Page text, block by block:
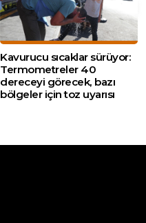
Kavurucu sıcaklar sürüyor:
Termometreler 40
dereceyi görecek, bazı
bölgeler için toz uyarısı